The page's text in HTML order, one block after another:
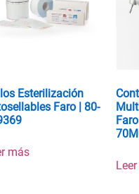
Esterilización
Faro | 80-
más